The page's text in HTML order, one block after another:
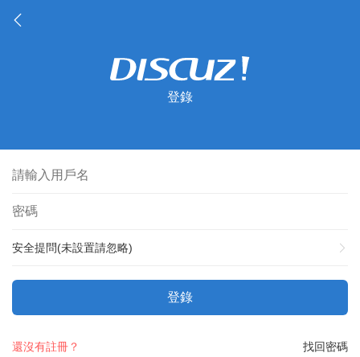
登錄
安全提問(未設置請忽略)
登錄
找回密碼
還沒有註冊？